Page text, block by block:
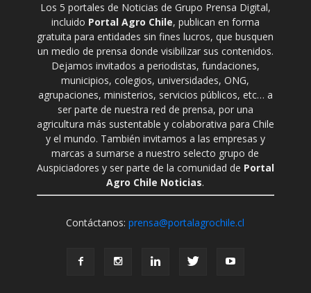
Los 5 portales de Noticias de Grupo Prensa Digital,
incluido Portal Agro Chile, publican en forma
gratuita para entidades sin fines lucros, que busquen
un medio de prensa donde visibilizar sus contenidos.
Dejamos invitados a periodistas, fundaciones,
municipios, colegios, universidades, ONG,
agrupaciones, ministerios, servicios públicos, etc… a
ser parte de nuestra red de prensa, por una
agricultura más sustentable y colaborativa para Chile
y el mundo. También invitamos a las empresas y
marcas a sumarse a nuestro selecto grupo de
Auspiciadores y ser parte de la comunidad de Portal
Agro Chile Noticias.
Contáctanos:prensa@portalagrochile.cl